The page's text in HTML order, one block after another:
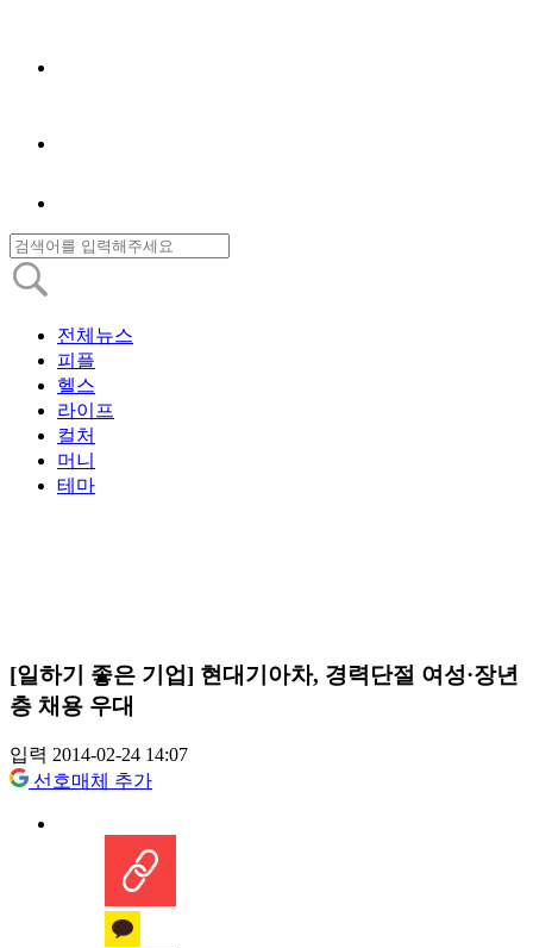
전체뉴스
피플
헬스
라이프
컬처
머니
테마
[일하기 좋은 기업] 현대기아차, 경력단절 여성·장년
층 채용 우대
입력 2014-02-24 14:07
선호매체 추가